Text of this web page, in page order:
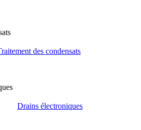
des condensats
Drains électroniques